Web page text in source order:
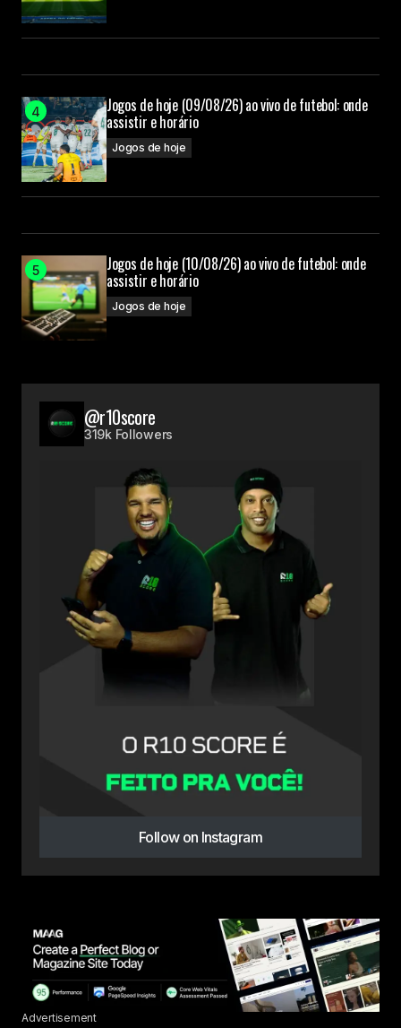
Jogos de hoje (09/08/26) ao vivo de futebol: onde
assistir e horário
Jogos de hoje
Jogos de hoje (10/08/26) ao vivo de futebol: onde
assistir e horário
Jogos de hoje
@r10score
319k Followers
Follow on Instagram
Advertisement